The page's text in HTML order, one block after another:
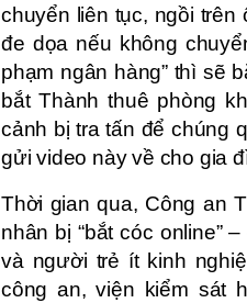
chuyển liên tục, ngồi trên
đe dọa nếu không
phạm ngân hàng” thì sẽ
bắt Thành thuê phòng
cảnh bị tra tấn để chúng
gửi video này về cho gia
Thời gian qua, Công an
nhân bị “bắt cóc online”
và người trẻ ít kinh
công an, viện kiểm sát